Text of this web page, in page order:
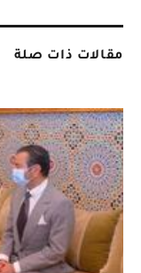
مقالات ذات صلة